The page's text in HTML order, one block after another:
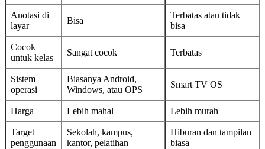
Anotasi di
layar
Bisa
Terbatas atau tidak
bisa
Cocok
untuk kelas
Sangat cocok Terbatas
Sistem
operasi
Biasanya Android,
Windows, atau OPS
Smart TV OS
Harga Lebih mahal Lebih murah
Target
penggunaan
Sekolah, kampus,
kantor, pelatihan
Hiburan dan tampilan
biasa